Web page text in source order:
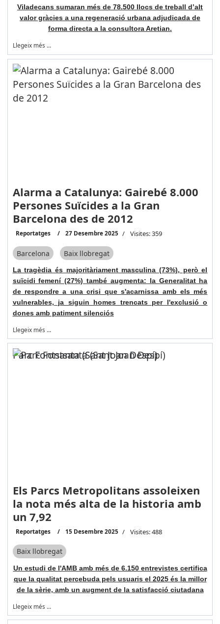
Viladecans sumaran més de 78.500 llocs de treball d’alt
valor gràcies a una regeneració urbana adjudicada de
forma directa a la consultora Aretian.
Llegeix més …
Alarma a Catalunya: Gairebé 8.000
Persones Suïcides a la Gran
Barcelona des de 2012
Reportatges 27 Desembre 2025 Visites: 359
Barcelona Baix llobregat
La tragèdia és majoritàriament masculina (73%), però el
suïcidi femení (27%) també augmenta: la Generalitat ha
de respondre a una crisi que s'acarnissa amb els més
vulnerables, ja siguin homes trencats per l'exclusió o
dones amb patiment silenciós
Llegeix més …
Parc Fontsanta (Sant Joan Despí)
Els Parcs Metropolitans assoleixen
la nota més alta de la historia amb
un 7,92
Reportatges 15 Desembre 2025 Visites: 488
Baix llobregat
Un estudi de l'AMB amb més de 6.150 entrevistes certifica
que la qualitat percebuda pels usuaris el 2025 és la millor
de la sèrie, amb un augment de la satisfacció ciutadana
Llegeix més …